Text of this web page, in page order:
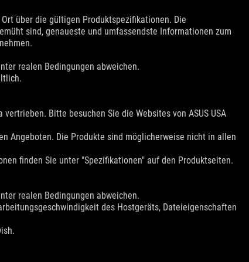
über die gültigen Produktspezifikationen. Die
sind, genaueste und umfassendste Informationen zum
realen Bedingungen abweichen.
Bitte besuchen Sie die Websites von ASUS USA
Angeboten. Die Produkte sind möglicherweise nicht in allen
finden Sie unter "Spezifikationen" auf den Produktseiten.
realen Bedingungen abweichen.
des Hostgeräts, Dateieigenschaften